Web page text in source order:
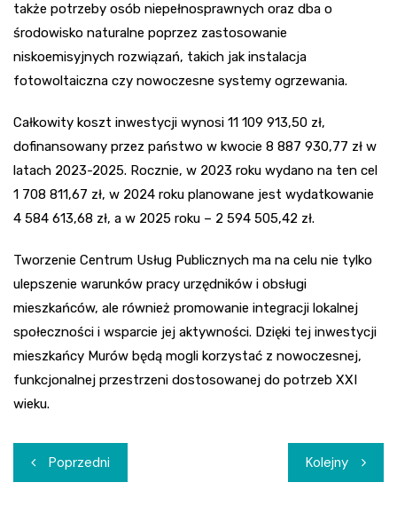
także potrzeby osób niepełnosprawnych oraz dba o
środowisko naturalne poprzez zastosowanie
niskoemisyjnych rozwiązań, takich jak instalacja
fotowoltaiczna czy nowoczesne systemy ogrzewania.
Całkowity koszt inwestycji wynosi 11 109 913,50 zł,
dofinansowany przez państwo w kwocie 8 887 930,77 zł w
latach 2023-2025. Rocznie, w 2023 roku wydano na ten cel
1 708 811,67 zł, w 2024 roku planowane jest wydatkowanie
4 584 613,68 zł, a w 2025 roku – 2 594 505,42 zł.
Tworzenie Centrum Usług Publicznych ma na celu nie tylko
ulepszenie warunków pracy urzędników i obsługi
mieszkańców, ale również promowanie integracji lokalnej
społeczności i wsparcie jej aktywności. Dzięki tej inwestycji
mieszkańcy Murów będą mogli korzystać z nowoczesnej,
funkcjonalnej przestrzeni dostosowanej do potrzeb XXI
wieku.
Nawigacja
wpisu
Poprzedni Kolejny